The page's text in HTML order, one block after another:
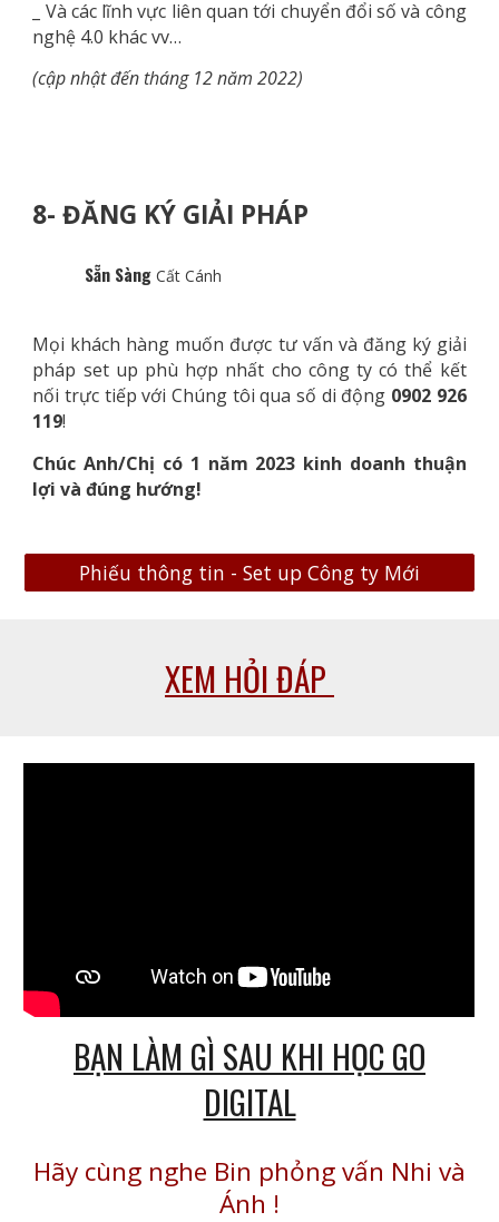
_ Và các lĩnh vực liên quan tới chuyển đổi số và công
nghệ 4.0 khác vv…
(cập nhật đến tháng 12 năm 2022)
8- ĐĂNG KÝ GIẢI PHÁP
Sẵn SàngCất Cánh
Mọi khách hàng muốn được tư vấn và đăng ký giải
pháp set up phù hợp nhất cho công ty có thể kết
nối trực tiếp với Chúng tôi qua số di động 0902 926
119!
Chúc Anh/Chị có 1 năm 2023 kinh doanh thuận
lợi và đúng hướng!
Phiếu thông tin - Set up Công ty Mới
XEM HỎI ĐÁP
BẠN LÀM GÌ SAU KHI HỌC GO
DIGITAL
Hãy cùng nghe Bin phỏng vấn Nhi và
Ánh !